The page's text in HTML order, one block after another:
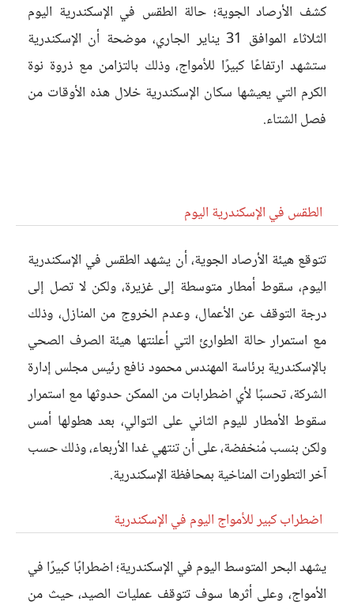
كشف الأرصاد الجوية؛ حالة الطقس في الإسكندرية اليوم
الثلاثاء الموافق 31 يناير الجاري، موضحة أن الإسكندرية
ستشهد ارتفاعًا كبيرًا للأمواج، وذلك بالتزامن مع ذروة نوة
الكرم التي يعيشها سكان الإسكندرية خلال هذه الأوقات من
فصل الشتاء.
الطقس في الإسكندرية اليوم
تتوقع هيئة الأرصاد الجوية، أن يشهد الطقس في الإسكندرية
اليوم، سقوط أمطار متوسطة إلى غزيرة، ولكن لا تصل إلى
درجة التوقف عن الأعمال، وعدم الخروج من المنازل، وذلك
مع استمرار حالة الطوارئ التي أعلنتها هيئة الصرف الصحي
بالإسكندرية برئاسة المهندس محمود نافع رئيس مجلس إدارة
الشركة، تحسبًا لأي اضطرابات من الممكن حدوثها مع استمرار
سقوط الأمطار لليوم الثاني على التوالي، بعد هطولها أمس
ولكن بنسب مُنخفضة، على أن تنتهي غدا الأربعاء، وذلك حسب
آخر التطورات المناخية بمحافظة الإسكندرية.
اضطراب كبير للأمواج اليوم في الإسكندرية
يشهد البحر المتوسط اليوم في الإسكندرية؛ اضطرابًا كبيرًا في
الأمواج، وعلى أثرها سوف تتوقف عمليات الصيد، حيث من